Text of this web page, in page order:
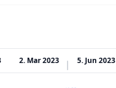
2. Mar 2023 5. Jun 2023